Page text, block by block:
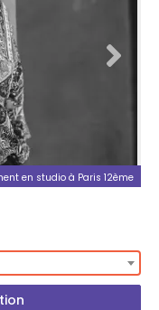
en studio à Paris 12ème